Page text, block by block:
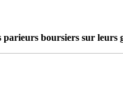
parieurs boursiers sur leurs